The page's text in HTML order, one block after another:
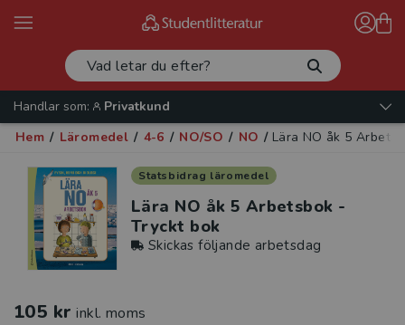
Handlar som:
Privatkund
Hem / Läromedel / 4-6 / NO/SO / NO / Lära NO åk 5
Statsbidrag läromedel
Lära NO åk 5 Arbetsbok -
Tryckt bok
Skickas följande arbetsdag
105 kr inkl. moms